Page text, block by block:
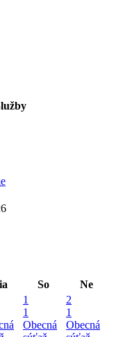
So
Ne
1
1
Obecná
2
1
Obecná